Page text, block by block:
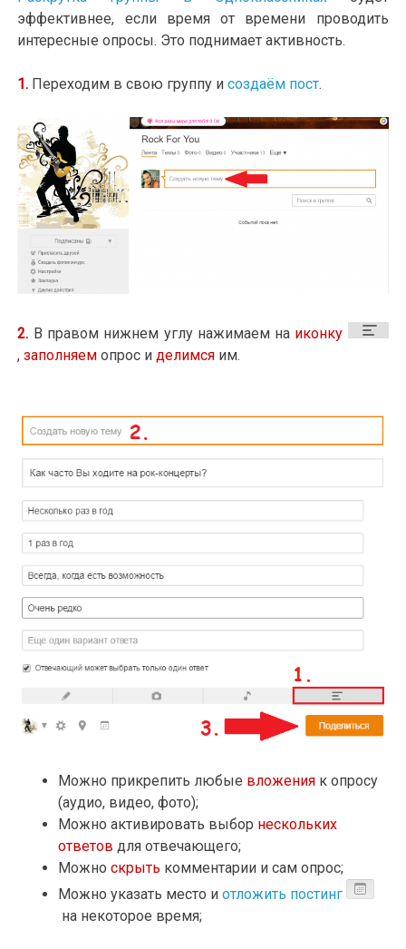
эффективнее, если время от времени проводить
интересные опросы. Это поднимает активность.
1. Переходим в свою группу исоздаём пост.
2. В правом нижнем углу нажимаем на иконку
,заполняем опрос иделимся им.
Можно прикрепить любые вложения к опросу
(аудио, видео, фото);
Можно активировать выбор нескольких
ответов для отвечающего;
Можноскрыть комментарии и сам опрос;
Можно указать место иотложить постинг
на некоторое время;